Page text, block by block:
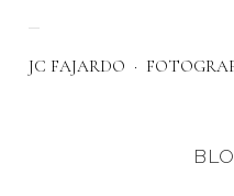
JC FAJARDO